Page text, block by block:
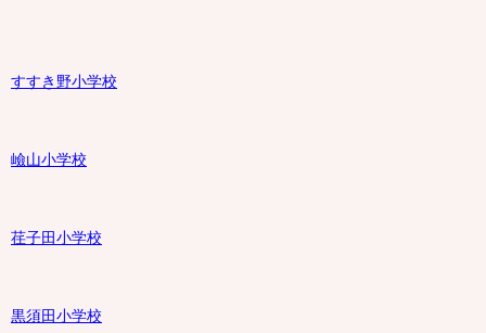
すすき野小学校
嶮山小学校
荏子田小学校
黒須田小学校